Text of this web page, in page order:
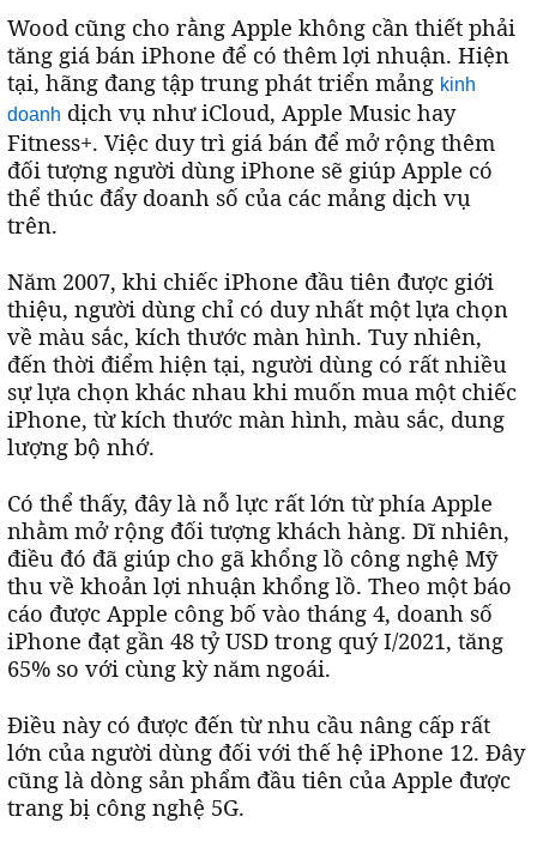
Wood cũng cho rằng Apple không cần thiết phải
tăng giá bán iPhone để có thêm lợi nhuận. Hiện
tại, hãng đang tập trung phát triển mảng kinh
doanh dịch vụ như iCloud, Apple Music hay
Fitness+. Việc duy trì giá bán để mở rộng thêm
đối tượng người dùng iPhone sẽ giúp Apple có
thể thúc đẩy doanh số của các mảng dịch vụ
trên.
Năm 2007, khi chiếc iPhone đầu tiên được giới
thiệu, người dùng chỉ có duy nhất một lựa chọn
về màu sắc, kích thước màn hình. Tuy nhiên,
đến thời điểm hiện tại, người dùng có rất nhiều
sự lựa chọn khác nhau khi muốn mua một chiếc
iPhone, từ kích thước màn hình, màu sắc, dung
lượng bộ nhớ.
Có thể thấy, đây là nỗ lực rất lớn từ phía Apple
nhằm mở rộng đối tượng khách hàng. Dĩ nhiên,
điều đó đã giúp cho gã khổng lồ công nghệ Mỹ
thu về khoản lợi nhuận khổng lồ. Theo một báo
cáo được Apple công bố vào tháng 4, doanh số
iPhone đạt gần 48 tỷ USD trong quý I/2021, tăng
65% so với cùng kỳ năm ngoái.
Điều này có được đến từ nhu cầu nâng cấp rất
lớn của người dùng đối với thế hệ iPhone 12. Đây
cũng là dòng sản phẩm đầu tiên của Apple được
trang bị công nghệ 5G.